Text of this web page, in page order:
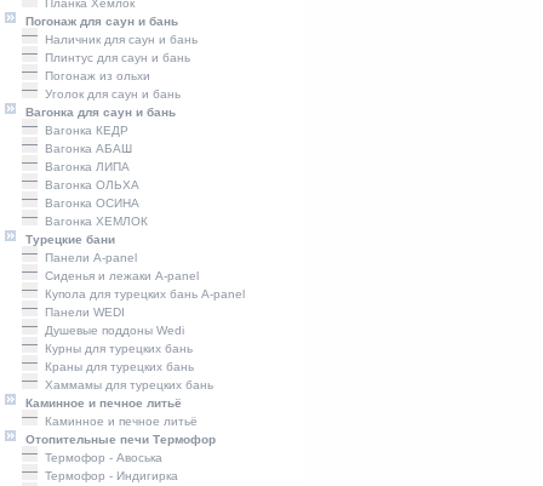
Планка Хемлок
Погонаж для саун и бань
Наличник для саун и бань
Плинтус для саун и бань
Погонаж из ольхи
Уголок для саун и бань
Вагонка для саун и бань
Вагонка КЕДР
Вагонка АБАШ
Вагонка ЛИПА
Вагонка ОЛЬХА
Вагонка ОСИНА
Вагонка ХЕМЛОК
Турецкие бани
Панели A-panel
Сиденья и лежаки A-panel
Купола для турецких бань A-panel
Панели WEDI
Душевые поддоны Wedi
Курны для турецких бань
Краны для турецких бань
Хаммамы для турецких бань
Каминное и печное литьё
Каминное и печное литьё
Отопительные печи Термофор
Термофор - Авоська
Термофор - Индигирка